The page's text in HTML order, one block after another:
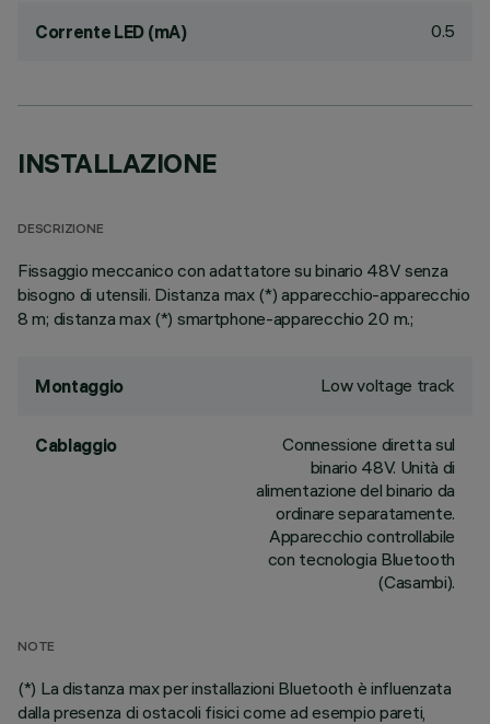
Corrente LED (mA) 0.5
INSTALLAZIONE
DESCRIZIONE
Fissaggio meccanico con adattatore su binario 48V senza
bisogno di utensili. Distanza max (*) apparecchio-apparecchio
8 m; distanza max (*) smartphone-apparecchio 20 m.;
Montaggio Low voltage track
Cablaggio
Connessione diretta sul
binario 48V. Unità di
alimentazione del binario da
ordinare separatamente.
Apparecchio controllabile
con tecnologia Bluetooth
(Casambi).
NOTE
(*) La distanza max per installazioni Bluetooth è influenzata
dalla presenza di ostacoli fisici come ad esempio pareti,